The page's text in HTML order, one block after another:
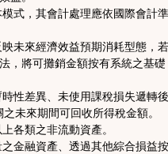
式，其會計處理應依國際會計
未來經濟效益預期消耗型態，
將可攤銷金額按有系統之基礎
性差異、未使用課稅損失遞轉
未來期間可回收所得稅金額。
各類之非流動資產。
金融資產、透過其他綜合損益